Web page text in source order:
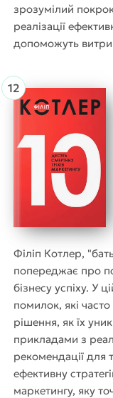
зрозумілий
реалізації
допоможуть
Філіп Котлер,
попереджає про
бізнесу успіху. У
помилок, які
рішення, як їх
прикладами з
рекомендації для
ефективну
маркетингу, яку